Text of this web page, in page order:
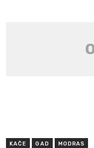
KAČE GAD MODRAS